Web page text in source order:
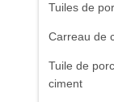
Tuiles de
Carreau de
Tuile de
ciment